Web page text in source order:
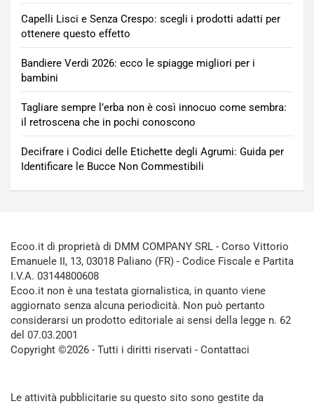
Capelli Lisci e Senza Crespo: scegli i prodotti adatti per
ottenere questo effetto
Bandiere Verdi 2026: ecco le spiagge migliori per i
bambini
Tagliare sempre l’erba non è così innocuo come sembra:
il retroscena che in pochi conoscono
Decifrare i Codici delle Etichette degli Agrumi: Guida per
Identificare le Bucce Non Commestibili
Ecoo.it di proprietà di DMM COMPANY SRL - Corso Vittorio
Emanuele II, 13, 03018 Paliano (FR) - Codice Fiscale e Partita
I.V.A. 03144800608
Ecoo.it non è una testata giornalistica, in quanto viene
aggiornato senza alcuna periodicità. Non può pertanto
considerarsi un prodotto editoriale ai sensi della legge n. 62
del 07.03.2001
Copyright ©2026 - Tutti i diritti riservati - Contattaci
Le attività pubblicitarie su questo sito sono gestite da